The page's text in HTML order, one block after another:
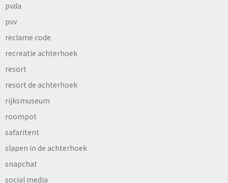
pvda
pvv
reclame code
recreatie achterhoek
resort
resort de achterhoek
rijksmuseum
roompot
safaritent
slapen in de achterhoek
snapchat
social media